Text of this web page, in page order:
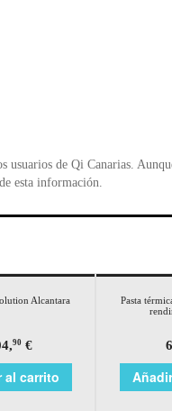
usuarios de Qi Canarias.
esta información.
Alcantara
90 €
al carrito
Pasta